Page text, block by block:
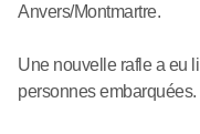
Anvers/Montmartre.
Une nouvelle rafle a eu
personnes embarquées.